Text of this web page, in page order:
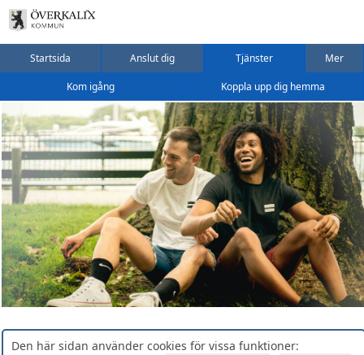
Startsida Anslut dig Tjänster Mer
Kom igång Koppla upp dig hemma
Den här sidan använder cookies för vissa funktioner: